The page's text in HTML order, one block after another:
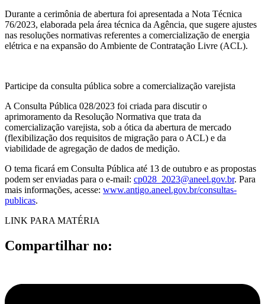
Durante a cerimônia de abertura foi apresentada a Nota Técnica
76/2023, elaborada pela área técnica da Agência, que sugere ajustes
nas resoluções normativas referentes a comercialização de energia
elétrica e na expansão do Ambiente de Contratação Livre (ACL).
Participe da consulta pública sobre a comercialização varejista
A Consulta Pública 028/2023 foi criada para discutir o
aprimoramento da Resolução Normativa que trata da
comercialização varejista, sob a ótica da abertura de mercado
(flexibilização dos requisitos de migração para o ACL) e da
viabilidade de agregação de dados de medição.
O tema ficará em Consulta Pública até 13 de outubro e as propostas
podem ser enviadas para o e-mail: cp028_2023@aneel.gov.br. Para
mais informações, acesse: www.antigo.aneel.gov.br/consultas-
publicas.
LINK PARA MATÉRIA
Compartilhar no: